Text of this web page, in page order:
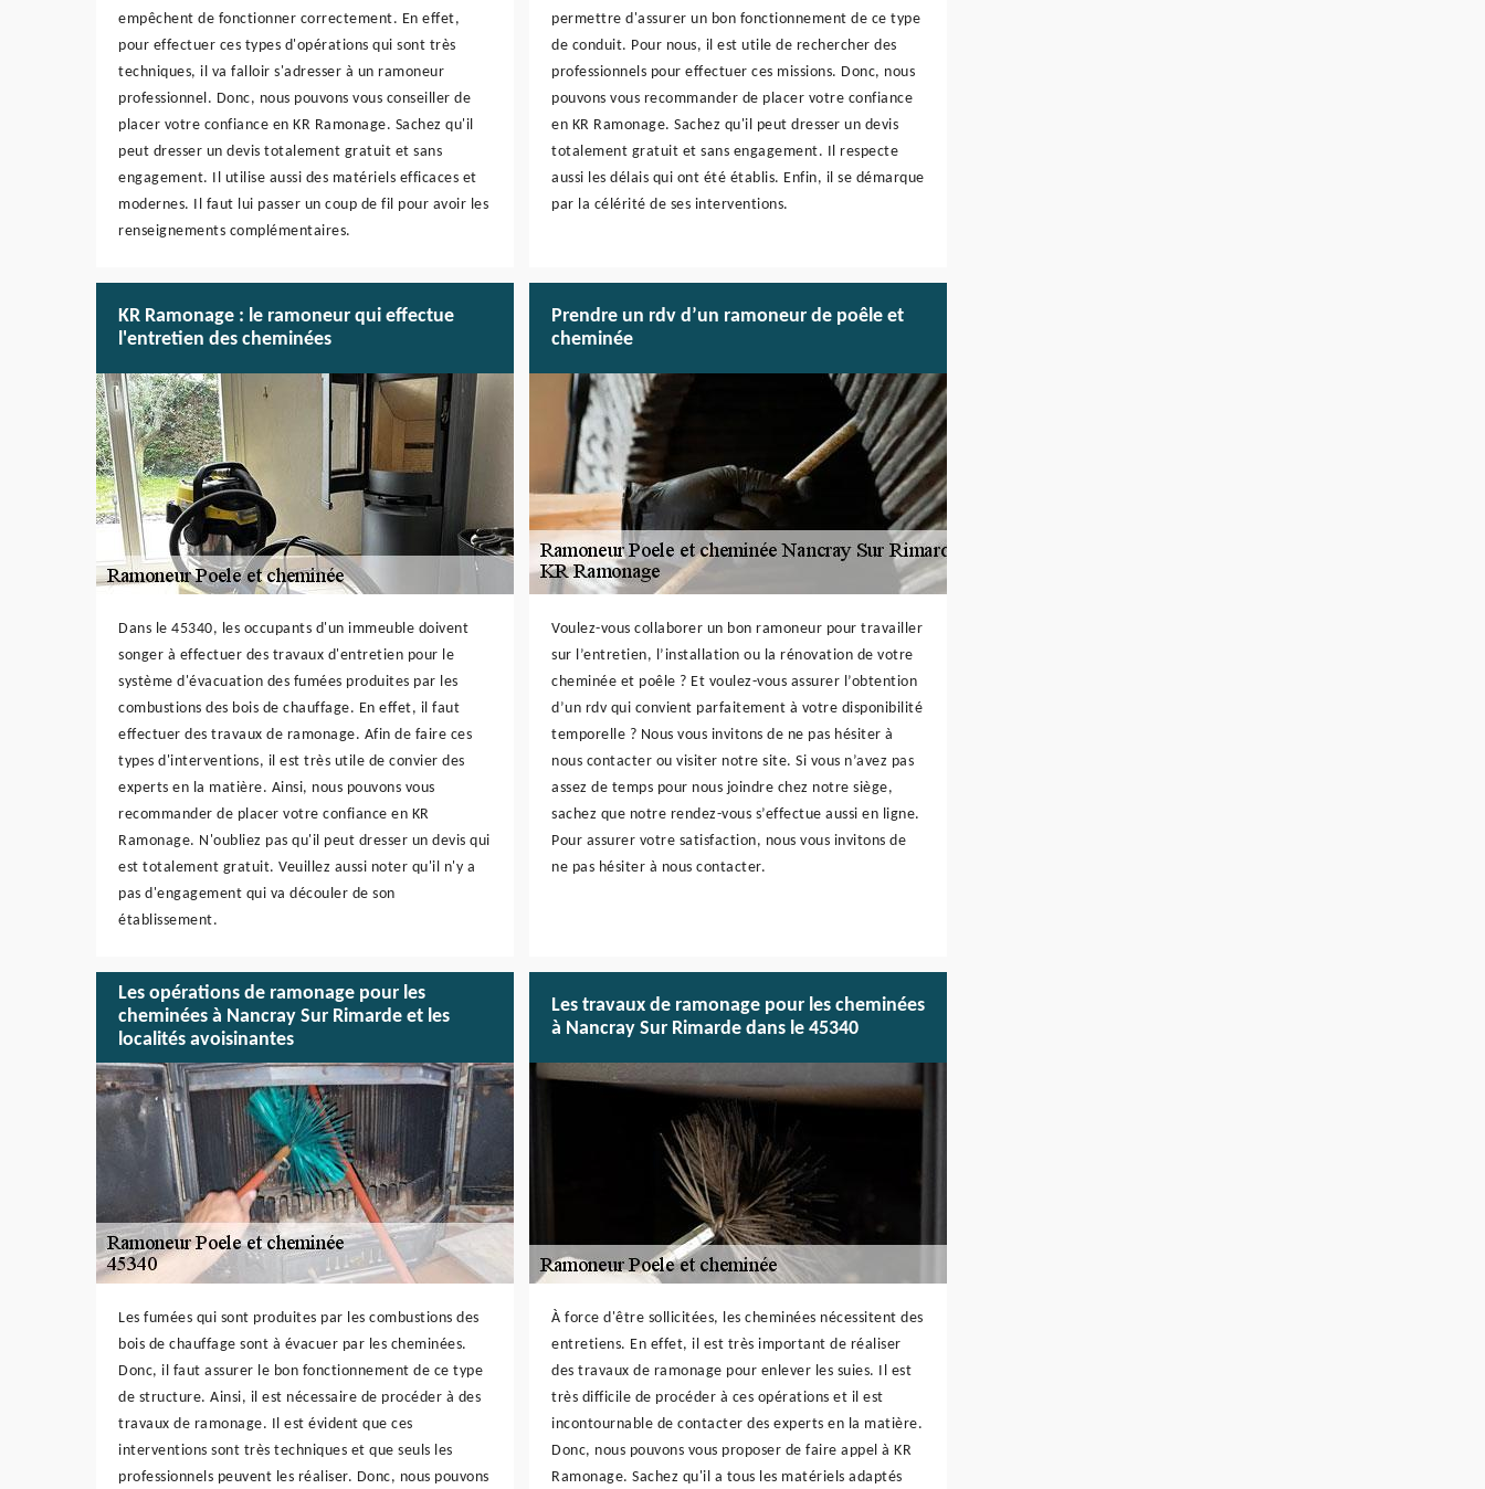
empêchent de fonctionner correctement. En effet,
pour effectuer ces types d'opérations qui sont très
techniques, il va falloir s'adresser à un ramoneur
professionnel. Donc, nous pouvons vous conseiller de
placer votre confiance en KR Ramonage. Sachez qu'il
peut dresser un devis totalement gratuit et sans
engagement. Il utilise aussi des matériels efficaces et
modernes. Il faut lui passer un coup de fil pour avoir les
renseignements complémentaires.
permettre d'assurer un bon fonctionnement de ce type
de conduit. Pour nous, il est utile de rechercher des
professionnels pour effectuer ces missions. Donc, nous
pouvons vous recommander de placer votre confiance
en KR Ramonage. Sachez qu'il peut dresser un devis
totalement gratuit et sans engagement. Il respecte
aussi les délais qui ont été établis. Enfin, il se démarque
par la célérité de ses interventions.
KR Ramonage : le ramoneur qui effectue
l'entretien des cheminées
Dans le 45340, les occupants d'un immeuble doivent
songer à effectuer des travaux d'entretien pour le
système d'évacuation des fumées produites par les
combustions des bois de chauffage. En effet, il faut
effectuer des travaux de ramonage. Afin de faire ces
types d'interventions, il est très utile de convier des
experts en la matière. Ainsi, nous pouvons vous
recommander de placer votre confiance en KR
Ramonage. N'oubliez pas qu'il peut dresser un devis qui
est totalement gratuit. Veuillez aussi noter qu'il n'y a
pas d'engagement qui va découler de son
établissement.
Prendre un rdv d’un ramoneur de poêle et
cheminée
Voulez-vous collaborer un bon ramoneur pour travailler
sur l’entretien, l’installation ou la rénovation de votre
cheminée et poêle ? Et voulez-vous assurer l’obtention
d’un rdv qui convient parfaitement à votre disponibilité
temporelle ? Nous vous invitons de ne pas hésiter à
nous contacter ou visiter notre site. Si vous n’avez pas
assez de temps pour nous joindre chez notre siège,
sachez que notre rendez-vous s’effectue aussi en ligne.
Pour assurer votre satisfaction, nous vous invitons de
ne pas hésiter à nous contacter.
Les opérations de ramonage pour les
cheminées à Nancray Sur Rimarde et les
localités avoisinantes
Les fumées qui sont produites par les combustions des
bois de chauffage sont à évacuer par les cheminées.
Donc, il faut assurer le bon fonctionnement de ce type
de structure. Ainsi, il est nécessaire de procéder à des
travaux de ramonage. Il est évident que ces
interventions sont très techniques et que seuls les
professionnels peuvent les réaliser. Donc, nous pouvons
Les travaux de ramonage pour les cheminées
à Nancray Sur Rimarde dans le 45340
À force d'être sollicitées, les cheminées nécessitent des
entretiens. En effet, il est très important de réaliser
des travaux de ramonage pour enlever les suies. Il est
très difficile de procéder à ces opérations et il est
incontournable de contacter des experts en la matière.
Donc, nous pouvons vous proposer de faire appel à KR
Ramonage. Sachez qu'il a tous les matériels adaptés